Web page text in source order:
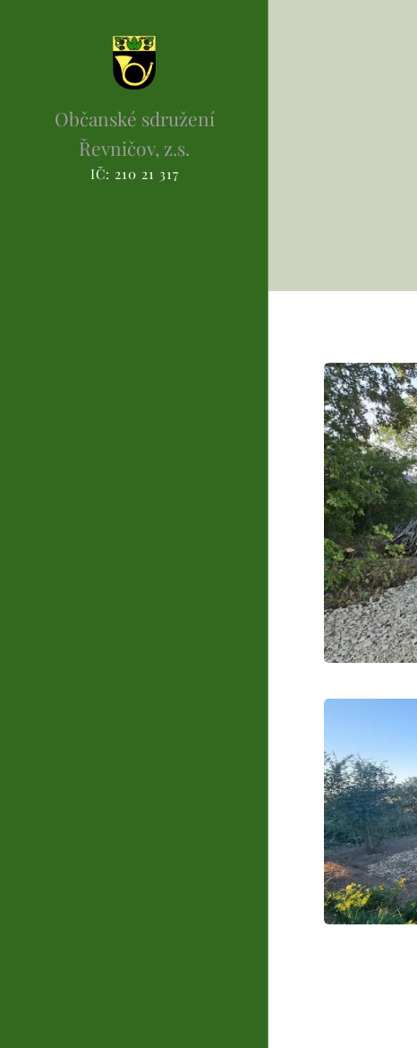
Občanské sdružení
Řevničov, z.s.
IČ: 210 21 317